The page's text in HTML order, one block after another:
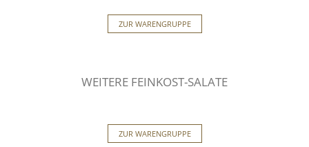
ZUR WARENGRUPPE
WEITERE FEINKOST-SALATE
ZUR WARENGRUPPE